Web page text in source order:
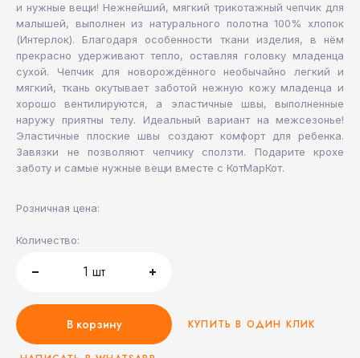
и нужные вещи! Нежнейший, мягкий трикотажный чепчик для
малышей, выполнен из натурального полотна 100% хлопок
(Интерлок). Благодаря особенности ткани изделия, в нём
прекрасно удерживают тепло, оставляя головку младенца
сухой. Чепчик для новорождённого необычайно легкий и
мягкий, ткань окутывает заботой нежную кожу младенца и
хорошо вентилируются, а эластичные швы, выполненные
наружу приятны телу. Идеальный вариант на межсезонье!
Эластичные плоские швы создают комфорт для ребенка.
Завязки не позволяют чепчику сползти. Подарите крохе
заботу и самые нужные вещи вместе с КотМарКот.
Розничная цена:
Количество:
1 шт
В корзину КУПИТЬ В ОДИН КЛИК